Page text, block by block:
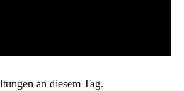
an diesem Tag.